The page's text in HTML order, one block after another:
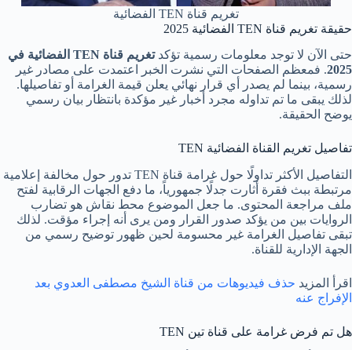
تغريم قناة TEN الفضائية
حقيقة تغريم قناة TEN الفضائية 2025
حتى الآن لا توجد معلومات رسمية تؤكد
تغريم قناة TEN الفضائية في
2025. فمعظم الصفحات التي نشرت الخبر اعتمدت على مصادر غير
رسمية، بينما لم يصدر أي قرار نهائي يعلن قيمة الغرامة أو تفاصيلها.
لذلك يبقى ما تم تداوله مجرد أخبار غير مؤكدة بانتظار بيان رسمي
يوضح الحقيقة.
تفاصيل تغريم القناة الفضائية TEN
التفاصيل الأكثر تداولًا حول غرامة قناة TEN تدور حول مخالفة إعلامية
مرتبطة ببث فقرة أثارت جدلًا جمهورياً، ما دفع الجهات الرقابية لفتح
ملف مراجعة المحتوى. ما جعل الموضوع محط نقاش هو تضارب
الروايات بين من يؤكد صدور القرار ومن يرى أنه إجراء مؤقت. لذلك
تبقى تفاصيل الغرامة غير محسومة لحين ظهور توضيح رسمي من
الجهة الإدارية للقناة.
اقرأ المزيد حذف فيديوهات من قناة الشيخ مصطفى العدوي بعد
الإفراج عنه
هل تم فرض غرامة على قناة تين TEN